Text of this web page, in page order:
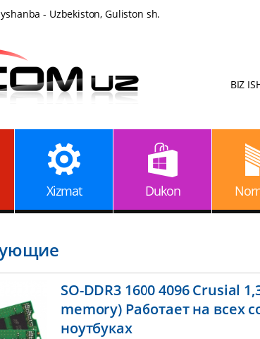
- Uzbekiston, Guliston sh.
BIZ
Xizmat Dukon
SO-DDR3 1600 4096 Crusial
memory) Работает на всех
ноутбуках